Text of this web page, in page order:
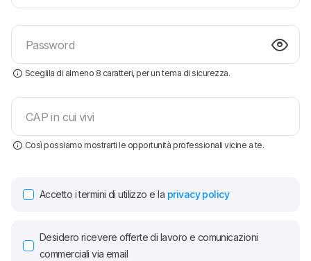
Password
Sceglila di almeno 8 caratteri, per un tema di sicurezza.
CAP in cui vivi
Così possiamo mostrarti le opportunità professionali vicine a te.
Accetto i termini di utilizzo e la privacy policy
Desidero ricevere offerte di lavoro e comunicazioni
commerciali via email